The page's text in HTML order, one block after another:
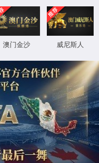
微量元素原料厂家 有机微量
十大领航企业
品牌历程